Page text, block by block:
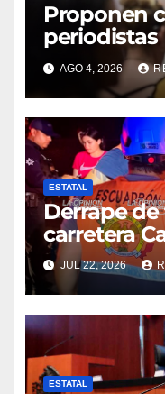
Proponen
periodistas
AGO 4, 2026
ESTATAL
Derrape
carretera
reaviva
de
JUL 22, 2026
ESTATAL